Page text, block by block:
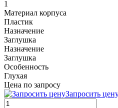
1
Материал корпуса
Пластик
Назначение
Заглушка
Назначение
Заглушка
Особенность
Глухая
Цена по запросу
Запросить